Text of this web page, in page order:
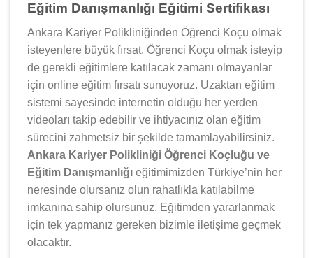
Eğitim Danışmanlığı Eğitimi Sertifikası
Ankara Kariyer Polikliniğinden Öğrenci Koçu olmak
isteyenlere büyük fırsat. Öğrenci Koçu olmak isteyip
de gerekli eğitimlere katılacak zamanı olmayanlar
için online eğitim fırsatı sunuyoruz. Uzaktan eğitim
sistemi sayesinde internetin olduğu her yerden
videoları takip edebilir ve ihtiyacınız olan eğitim
sürecini zahmetsiz bir şekilde tamamlayabilirsiniz.
Ankara Kariyer Polikliniği Öğrenci Koçluğu ve
Eğitim Danışmanlığı eğitimimizden Türkiye’nin her
neresinde olursanız olun rahatlıkla katılabilme
imkanına sahip olursunuz. Eğitimden yararlanmak
için tek yapmanız gereken bizimle iletişime geçmek
olacaktır.